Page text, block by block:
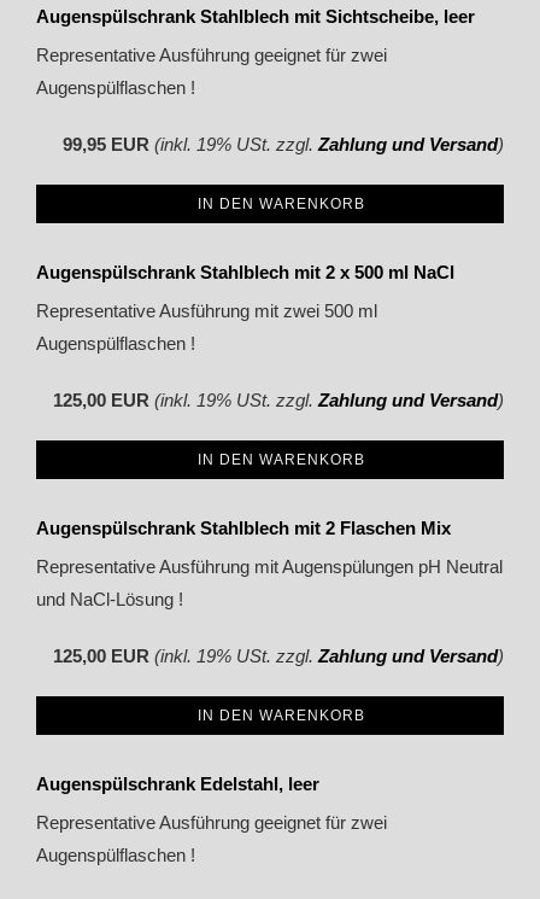
Augenspülschrank Stahlblech mit Sichtscheibe, leer
Representative Ausführung geeignet für zwei
Augenspülflaschen !
99,95 EUR (inkl. 19% USt. zzgl. Zahlung und Versand)
IN DEN WARENKORB
Augenspülschrank Stahlblech mit 2 x 500 ml NaCl
Representative Ausführung mit zwei 500 ml
Augenspülflaschen !
125,00 EUR (inkl. 19% USt. zzgl. Zahlung und Versand)
IN DEN WARENKORB
Augenspülschrank Stahlblech mit 2 Flaschen Mix
Representative Ausführung mit Augenspülungen pH Neutral
und NaCl-Lösung !
125,00 EUR (inkl. 19% USt. zzgl. Zahlung und Versand)
IN DEN WARENKORB
Augenspülschrank Edelstahl, leer
Representative Ausführung geeignet für zwei
Augenspülflaschen !